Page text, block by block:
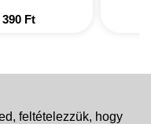
390 Ft
feltételezzük, hogy